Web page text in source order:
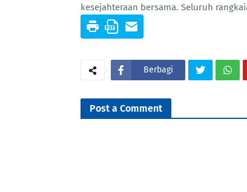
kesejahteraan bersama. Seluruh
Berbagi
Post a Comment